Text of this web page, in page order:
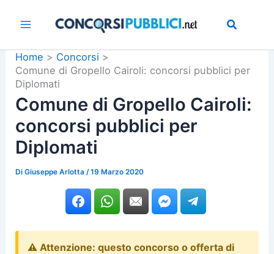
Home
Concorsi
Comune di Gropello Cairoli: concorsi pubblici per
Diplomati
Comune di Gropello Cairoli:
concorsi pubblici per
Diplomati
DiGiuseppe Arlotta /19 Marzo 2020
⚠️ Attenzione: questo concorso o offerta di